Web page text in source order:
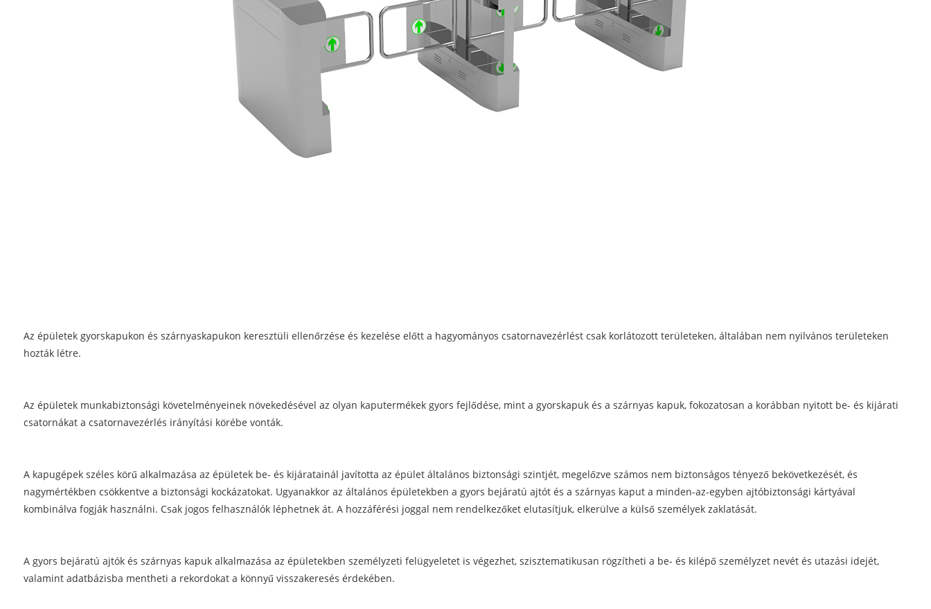
Az épületek gyorskapukon és szárnyaskapukon keresztüli ellenőrzése és kezelése előtt a hagyományos csatornavezérlést csak korlátozott területeken, általában nem nyilvános területeken
hozták létre.
Az épületek munkabiztonsági követelményeinek növekedésével az olyan kaputermékek gyors fejlődése, mint a gyorskapuk és a szárnyas kapuk, fokozatosan a korábban nyitott be- és kijárati
csatornákat a csatornavezérlés irányítási körébe vonták.
A kapugépek széles körű alkalmazása az épületek be- és kijáratainál javította az épület általános biztonsági szintjét, megelőzve számos nem biztonságos tényező bekövetkezését, és
nagymértékben csökkentve a biztonsági kockázatokat. Ugyanakkor az általános épületekben a gyors bejáratú ajtót és a szárnyas kaput a minden-az-egyben ajtóbiztonsági kártyával
kombinálva fogják használni. Csak jogos felhasználók léphetnek át. A hozzáférési joggal nem rendelkezőket elutasítjuk, elkerülve a külső személyek zaklatását.
A gyors bejáratú ajtók és szárnyas kapuk alkalmazása az épületekben személyzeti felügyeletet is végezhet, szisztematikusan rögzítheti a be- és kilépő személyzet nevét és utazási idejét,
valamint adatbázisba mentheti a rekordokat a könnyű visszakeresés érdekében.